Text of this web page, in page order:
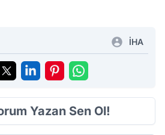
İHA
Yazan Sen Ol!